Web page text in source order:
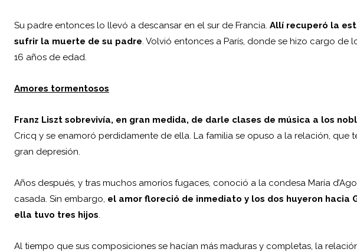
Su padre entonces lo llevó a descansar en el sur de Francia. Allí recuperó la
sufrir la muerte de su padre . Volvió entonces a París, donde se hizo cargo de
16 años de edad.
Amores tormentosos
Franz Liszt sobrevivía, en gran medida, de darle clases de música a los
Cricq y se enamoró perdidamente de ella. La familia se opuso a la relación, que
gran depresión.
Años después, y tras muchos amoríos fugaces, conoció a la condesa María
casada. Sin embargo, el amor floreció de inmediato y los dos huyeron hacia
ella tuvo tres hijos
Al tiempo que sus composiciones se hacían más maduras y completas, la